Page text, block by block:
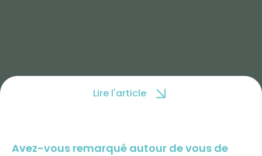
Lire l'article
Avez-vous remarqué autour de vous de